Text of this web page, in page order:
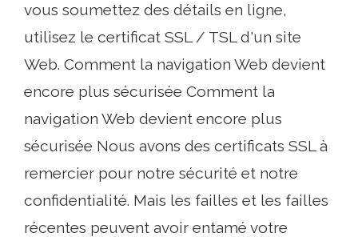
vous soumettez des détails en ligne,
utilisez le certificat SSL / TSL d'un site
Web. Comment la navigation Web devient
encore plus sécurisée Comment la
navigation Web devient encore plus
sécurisée Nous avons des certificats SSL à
remercier pour notre sécurité et notre
confidentialité. Mais les failles et les failles
récentes peuvent avoir entamé votre